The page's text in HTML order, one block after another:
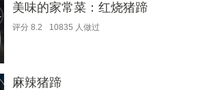
美味的家常菜：红烧猪蹄
评分 8.2 10835 人做过
麻辣猪蹄